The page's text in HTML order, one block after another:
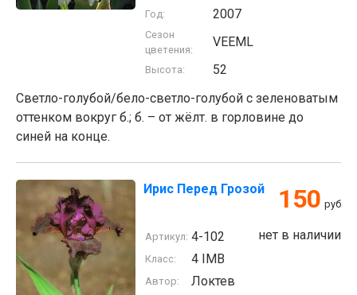
Год: 2007
Сезон
цветения:
VEEML
Высота:
52
Светло-голубой/бело-светло-голубой с зеленоватым
оттенком вокруг б.; б. – от жёлт. в горловине до
синей на конце.
Ирис Перед Грозой 150 руб
нет в наличии
Артикул: 4-102
Класс: 4 IMB
Автор: Локтев